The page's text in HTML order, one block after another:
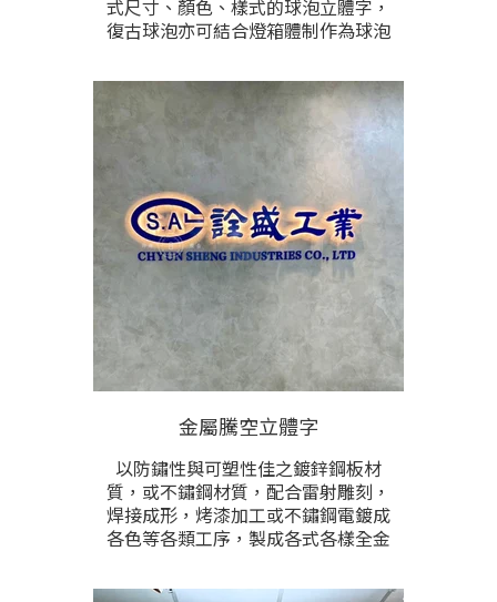
式尺寸、顏色、樣式的球泡立體字，
復古球泡亦可結合燈箱體制作為球泡
球泡燈色、內容設計完全根據需求訂
製。本項目根據製作尺寸計價，敬請
提供內容規格洽詢
金屬騰空立體字
以防鏽性與可塑性佳之鍍鋅鋼板材
質，或不鏽鋼材質，配合雷射雕刻，
焊接成形，烤漆加工或不鏽鋼電鍍成
各色等各類工序，製成各式各樣全金
燈光應用配置，訂製出各式各樣之門